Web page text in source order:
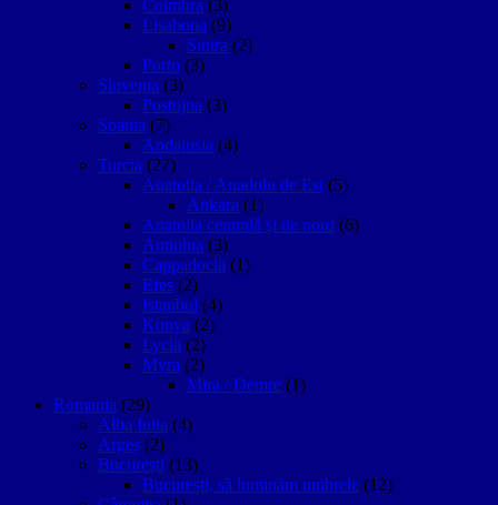
Coimbra (3)
Lisabona (9)
Sintra (2)
Porto (3)
Slovenia (3)
Postojna (3)
Spania (7)
Andalusia (4)
Turcia (27)
Anatolia / Anadolu de Est (5)
Ankara (1)
Anatolia centrală și de nord (6)
Antiohia (3)
Cappadocia (1)
Efes (2)
Istanbul (4)
Konya (2)
Lycia (2)
Myra (2)
Mira / Demre (1)
Romania (29)
Alba Iulia (4)
Argeș (2)
București (13)
București, să luminăm umbrele (12)